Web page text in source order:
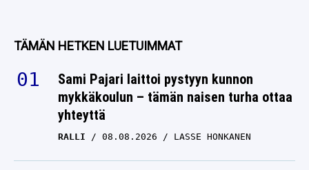
TÄMÄN HETKEN LUETUIMMAT
Sami Pajari laittoi pystyyn kunnon
mykkäkoulun – tämän naisen turha ottaa
yhteyttä
RALLI 08.08.2026 LASSE HONKANEN